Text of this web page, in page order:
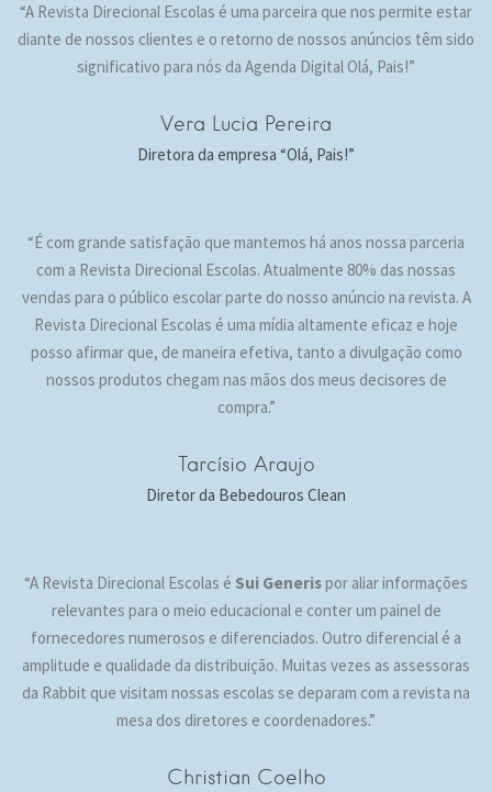
“A Revista Direcional Escolas é uma parceira que nos permite estar
diante de nossos clientes e o retorno de nossos anúncios têm sido
significativo para nós da Agenda Digital Olá, Pais!”
Vera Lucia Pereira
Diretora da empresa “Olá, Pais!”
“É com grande satisfação que mantemos há anos nossa parceria
com a Revista Direcional Escolas. Atualmente 80% das nossas
vendas para o público escolar parte do nosso anúncio na revista. A
Revista Direcional Escolas é uma mídia altamente eficaz e hoje
posso afirmar que, de maneira efetiva, tanto a divulgação como
nossos produtos chegam nas mãos dos meus decisores de
compra.”
Tarcísio Araujo
Diretor da Bebedouros Clean
“A Revista Direcional Escolas é Sui Generispor aliar informações
relevantes para o meio educacional e conter um painel de
fornecedores numerosos e diferenciados. Outro diferencial é a
amplitude e qualidade da distribuição. Muitas vezes as assessoras
da Rabbit que visitam nossas escolas se deparam com a revista na
mesa dos diretores e coordenadores.”
Christian Coelho